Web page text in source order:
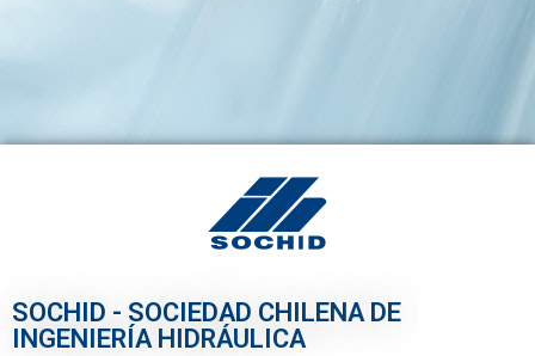
SOCHID - SOCIEDAD CHILENA DE
INGENIERÍA HIDRÁULICA